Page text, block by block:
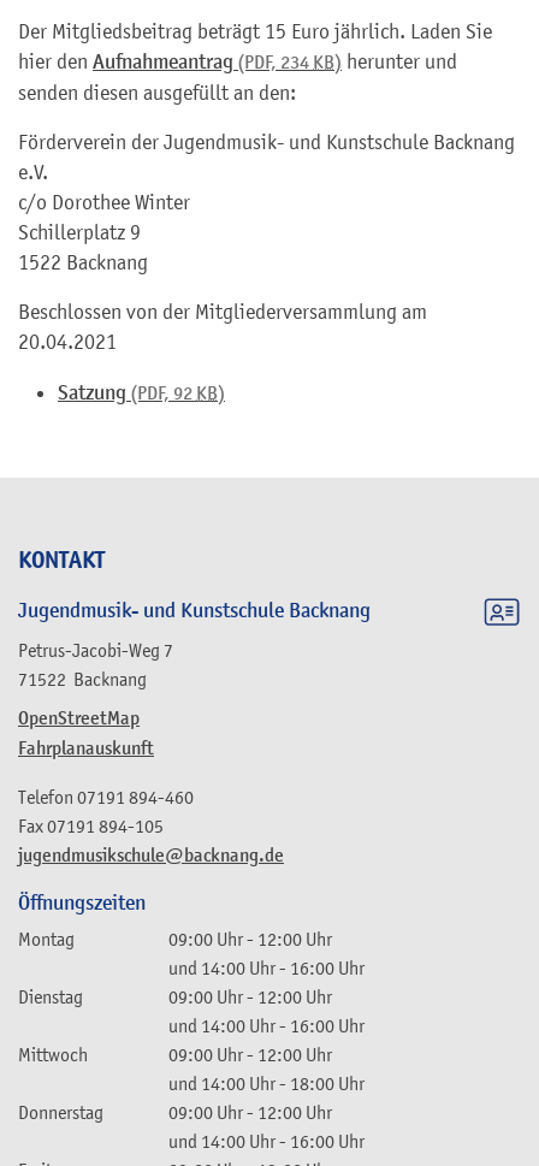
KONTAKT
Jugendmusik- und Kunstschule Backnang
Petrus-Jacobi-Weg 7
71522 Backnang
OpenStreetMap
Fahrplanauskunft
jugendmusikschule@backnang.de
Telefon 07191 894-460
Fax07191 894-105
Öffnungszeiten
Montag 09:00 Uhr- 12:00 Uhr
und 14:00 Uhr- 16:00 Uhr
Dienstag
09:00 Uhr- 12:00 Uhr
und 14:00 Uhr- 16:00 Uhr
Mittwoch
09:00 Uhr- 12:00 Uhr
und 14:00 Uhr- 18:00 Uhr
Donnerstag
09:00 Uhr- 12:00 Uhr
und 14:00 Uhr- 16:00 Uhr
Der Mitgliedsbeitrag beträgt 15 Euro jährlich. Laden Sie
hier den Aufnahmeantrag (PDF, 234 KB) herunter und
senden diesen ausgefüllt an den:
Förderverein der Jugendmusik- und Kunstschule Backnang
e.V.
c/o Dorothee Winter
Schillerplatz 9
1522 Backnang
Beschlossen von der Mitgliederversammlung am
20.04.2021
Satzung (PDF, 92 KB)